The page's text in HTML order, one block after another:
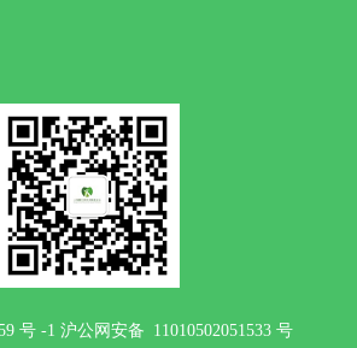
号 -1 沪公网安备 11010502051533 号